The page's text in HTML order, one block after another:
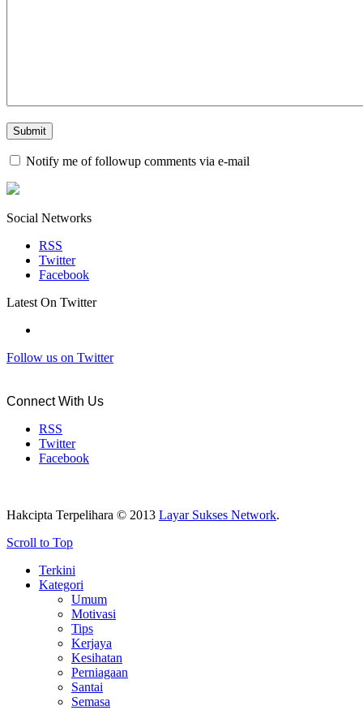
Notify me of followup comments via e-mail
Social Networks
RSS
Twitter
Facebook
Latest On Twitter
Follow us on Twitter
Connect With Us
RSS
Twitter
Facebook
Hakcipta Terpelihara © 2013 Layar Sukses Network.
Scroll to Top
Terkini
Kategori
Umum
Motivasi
Tips
Kerjaya
Kesihatan
Perniagaan
Santai
Semasa